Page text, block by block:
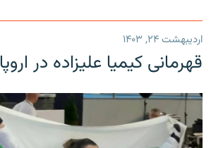
اردیبهشت ۲۴, ۱۴۰۳
قهرمانی کیمیا علیزاده در اروپا